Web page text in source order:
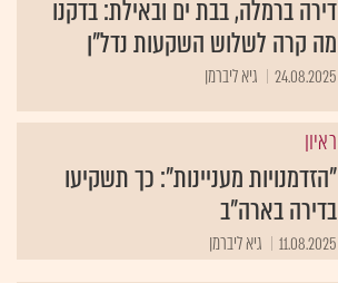
דירה ברמלה, בבת ים ובאילת: בדקנו
מה קרה לשלוש השקעות נדל"ן
24.08.2025 גיא ליברמן
ראיון
"הזדמנויות מעניינות": כך תשקיעו
בדירה בארה"ב
11.08.2025 גיא ליברמן